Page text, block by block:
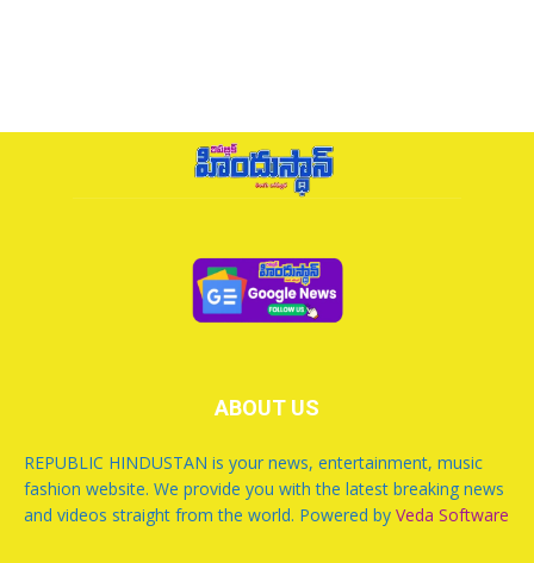
ABOUT US
REPUBLIC HINDUSTAN is your news, entertainment, music
fashion website. We provide you with the latest breaking news
and videos straight from the world. Powered by Veda Software